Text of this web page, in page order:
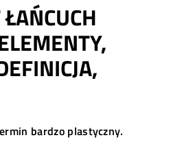
bardzo plastyczny.